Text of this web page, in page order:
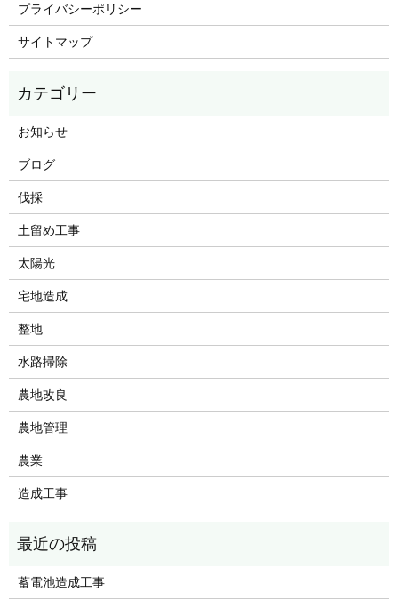
プライバシーポリシー
サイトマップ
お知らせ
ブログ
伐採
土留め工事
太陽光
宅地造成
整地
水路掃除
農地改良
農地管理
農業
造成工事
蓄電池造成工事